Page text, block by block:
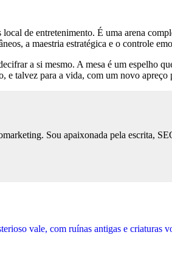
de entretenimento. É uma arena
a maestria estratégica e o controle
a si mesmo. A mesa é um espelho
talvez para a vida, com um novo apreço
Sou apaixonada pela escrita,